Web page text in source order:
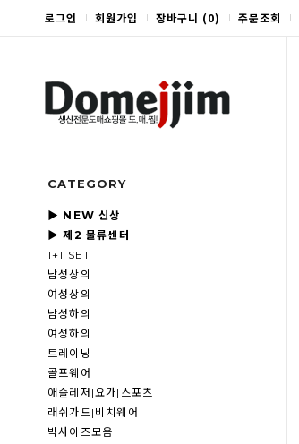
로그인 회원가입 장바구니 (0) 주문조회
CATEGORY
▶ NEW 신상
▶ 제2 물류센터
1+1 SET
남성상의
여성상의
남성하의
여성하의
트레이닝
골프웨어
애슬레저|요가|스포츠
래쉬가드|비치웨어
빅사이즈모음